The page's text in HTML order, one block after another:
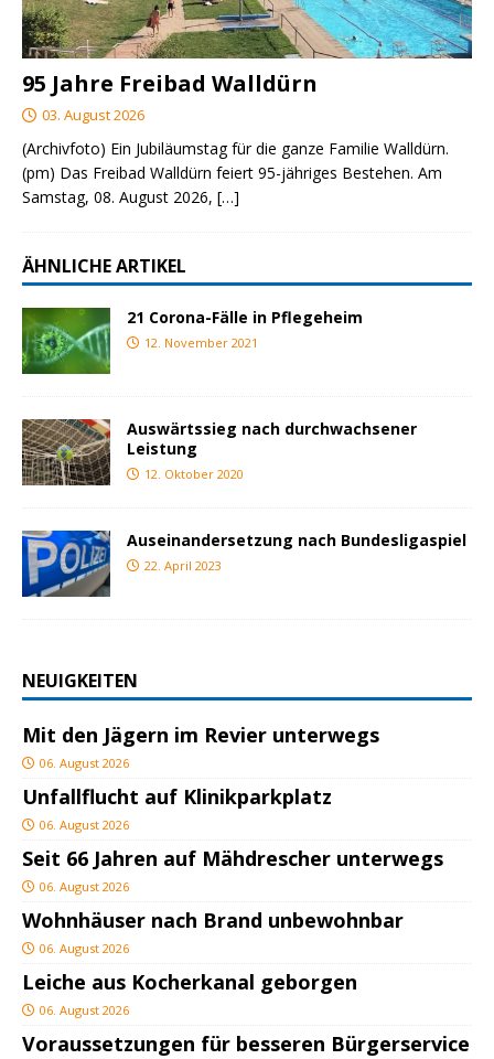
95 Jahre Freibad Walldürn
03. August 2026
(Archivfoto) Ein Jubiläumstag für die ganze Familie Walldürn.
(pm) Das Freibad Walldürn feiert 95-jähriges Bestehen. Am
Samstag, 08. August 2026, […]
ÄHNLICHE ARTIKEL
21 Corona-Fälle in Pflegeheim
12. November 2021
Auswärtssieg nach durchwachsener
Leistung
12. Oktober 2020
Auseinandersetzung nach Bundesligaspiel
22. April 2023
NEUIGKEITEN
Mit den Jägern im Revier unterwegs
06. August 2026
Unfallflucht auf Klinikparkplatz
06. August 2026
Seit 66 Jahren auf Mähdrescher unterwegs
06. August 2026
Wohnhäuser nach Brand unbewohnbar
06. August 2026
Leiche aus Kocherkanal geborgen
06. August 2026
Voraussetzungen für besseren Bürgerservice